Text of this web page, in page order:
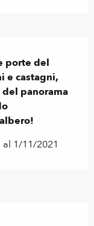
porte del
e castagni,
panorama
1/11/2021